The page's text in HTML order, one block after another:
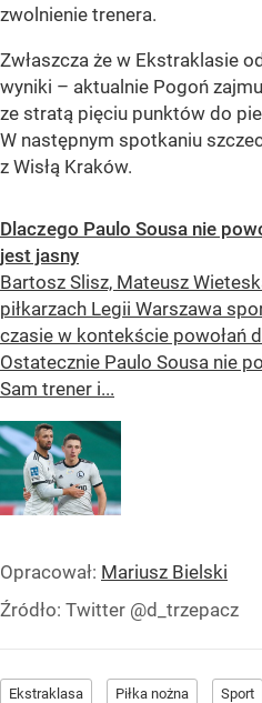
zwolnienie trenera.
Zwłaszcza że w Ekstraklasie
wyniki – aktualnie Pogoń
ze stratą pięciu punktów do
W następnym spotkaniu
z Wisłą Kraków.
Dlaczego Paulo Sousa nie
jest jasny
Bartosz Slisz, Mateusz
piłkarzach Legii Warszawa
czasie w kontekście powołań
Ostatecznie Paulo Sousa nie
Sam trener i...
Opracował: Mariusz Bielski
Źródło: Twitter @d_trzepacz
Ekstraklasa Piłka nożna Sport